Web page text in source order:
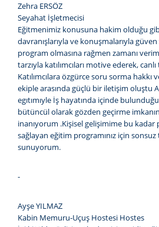
Zehra ERSÖZ
Seyahat İşletmecisi
Eğitmenimiz konusuna hakim olduğu
davranışlarıyla ve konuşmalarıyla
program olmasına rağmen zamanı
tarzıyla katılımcıları motive ederek,
Katılımcılara özgürce soru sorma hakkı
ekiple arasında güçlü bir iletişim oluştu
egıtımıyle İş hayatında içinde
bütüncül olarak gözden geçirme
inanıyorum .Kişisel gelişimime bu kadar
sağlayan eğitim programınız için
sunuyorum.
-
Ayşe YILMAZ
Kabin Memuru-Uçuş Hostesi Hostes